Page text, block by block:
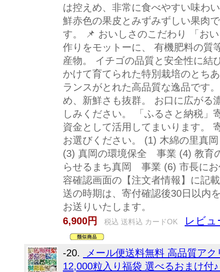
は控えめ、非常に食べやすい味わ
鮮赤色の果皮とみずみずしい果肉
す。 📌 おいしさのこだわり 「お
作りをモットーに、 有機肥料の質
産物。 イチゴの品質と安全性に結
かけて育てられた特別栽培のとち
ランスがとれた高品質な逸品です
め、新鮮さも抜群。 お口に広がる
しみください。 「ふるさと納税」
資金として活用してまいります。
お選びください。 (1) 木綿の里
(3) 真岡の環境保全 事業 (4) 教育
らせるまち真岡 事業 (6) 市長に
容確認画面の【注文者情報】に記
送の時期は、寄付確認後30日以内
お送りいたします。
6,900円
税込 送料込 カードOK レビュ
-20.
メール便送料無料 高品質ア
12,000粒入り福袋 選べるおまけ付